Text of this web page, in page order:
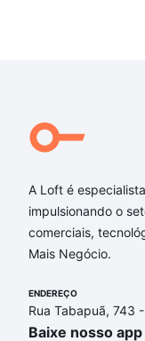
A Loft é
impulsionando o
comerciais,
Mais Negócio.
ENDEREÇO
Rua Tabapuã, 743
Baixe nosso app